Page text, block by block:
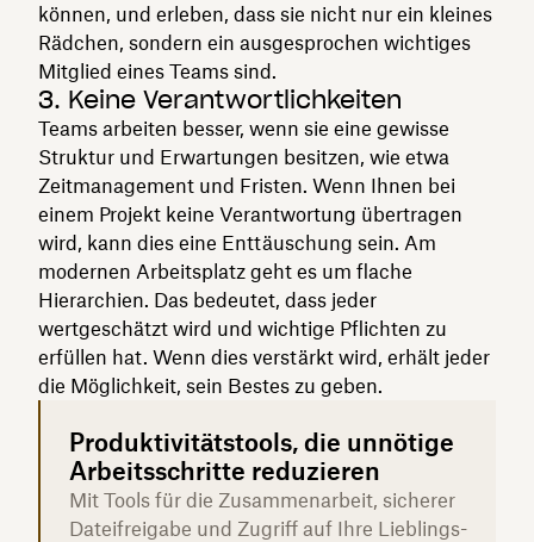
können, und erleben, dass sie nicht nur ein kleines
Rädchen, sondern ein ausgesprochen wichtiges
Mitglied eines Teams sind.
3. Keine Verantwortlichkeiten
Teams arbeiten besser, wenn sie eine gewisse
Struktur und Erwartungen besitzen, wie etwa
Zeitmanagement und Fristen. Wenn Ihnen bei
einem Projekt keine Verantwortung übertragen
wird, kann dies eine Enttäuschung sein. Am
modernen Arbeitsplatz geht es um flache
Hierarchien. Das bedeutet, dass jeder
wertgeschätzt wird und wichtige Pflichten zu
erfüllen hat. Wenn dies verstärkt wird, erhält jeder
die Möglichkeit, sein Bestes zu geben.
Produktivitätstools, die unnötige
Arbeitsschritte reduzieren
Mit Tools für die Zusammenarbeit, sicherer
Dateifreigabe und Zugriff auf Ihre Lieblings-